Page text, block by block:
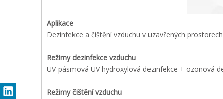
Aplikace
Dezinfekce a čištění vzduchu v uzavřených
Režimy dezinfekce vzduchu
UV-pásmová UV hydroxylová dezinfekce + ozonová
Režimy čištění vzduchu